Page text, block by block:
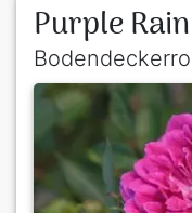
Purple Rain